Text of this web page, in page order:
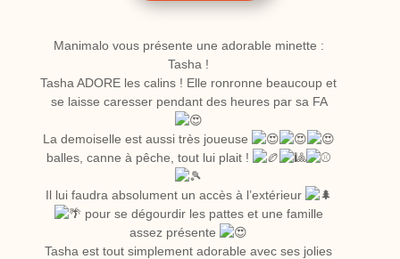
Manimalo vous présente une adorable minette :
Tasha !
Tasha ADORE les calins ! Elle ronronne beaucoup et
se laisse caresser pendant des heures par sa FA
La demoiselle est aussi très joueuse
balles, canne à pêche, tout lui plait !
Il lui faudra absolument un accès à l’extérieur
pour se dégourdir les pattes et une famille
assez présente
Tasha est tout simplement adorable avec ses jolies